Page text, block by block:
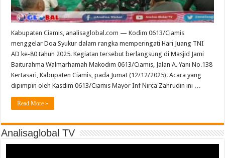
Kabupaten Ciamis, analisaglobal.com — Kodim 0613/Ciamis
menggelar Doa Syukur dalam rangka memperingati Hari Juang TNI
AD ke-80 tahun 2025. Kegiatan tersebut berlangsung di Masjid Jami
Baiturahma Walmarhamah Makodim 0613/Ciamis, Jalan A. Yani No.138
Kertasari, Kabupaten Ciamis, pada Jumat (12/12/2025). Acara yang
dipimpin oleh Kasdim 0613/Ciamis Mayor Inf Nirca Zahrudin ini …
Read More »
Analisaglobal TV